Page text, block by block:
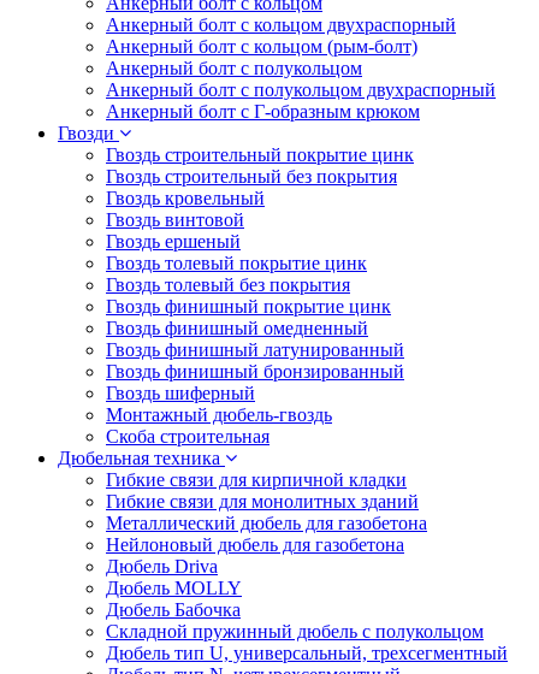
Анкерный болт с кольцом двухраспорный
Анкерный болт с кольцом (рым-болт)
Анкерный болт с полукольцом
Анкерный болт с полукольцом двухраспорный
Анкерный болт с Г-образным крюком
Гвозди
Гвоздь строительный покрытие цинк
Гвоздь строительный без покрытия
Гвоздь кровельный
Гвоздь винтовой
Гвоздь ершеный
Гвоздь толевый покрытие цинк
Гвоздь толевый без покрытия
Гвоздь финишный покрытие цинк
Гвоздь финишный омедненный
Гвоздь финишный латунированный
Гвоздь финишный бронзированный
Гвоздь шиферный
Монтажный дюбель-гвоздь
Скоба строительная
Дюбельная техника
Гибкие связи для кирпичной кладки
Гибкие связи для монолитных зданий
Металлический дюбель для газобетона
Нейлоновый дюбель для газобетона
Дюбель Driva
Дюбель MOLLY
Дюбель Бабочка
Складной пружинный дюбель с полукольцом
Дюбель тип U, универсальный, трехсегментный